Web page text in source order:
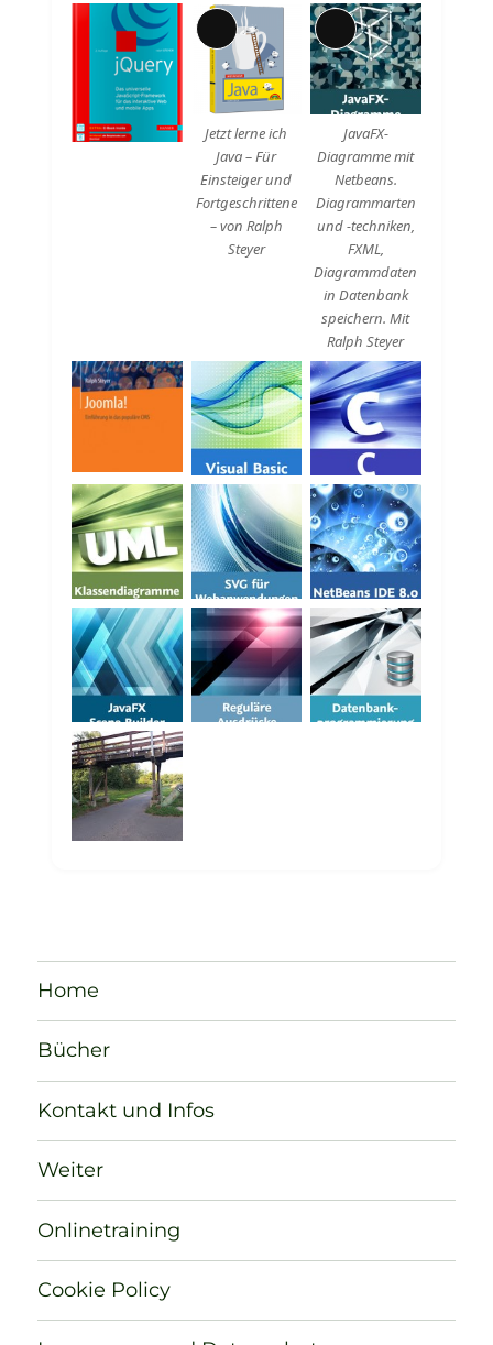
Lange
Beschreibung
Jetzt lerne ich
Java – Für
Einsteiger und
Fortgeschrittene
– von Ralph
Steyer
Lange
Beschreibung
JavaFX-
Diagramme mit
Netbeans.
Diagrammarten
und -techniken,
FXML,
Diagrammdaten
in Datenbank
speichern. Mit
Ralph Steyer
Home
Bücher
Kontakt und Infos
Weiter
Onlinetraining
Cookie Policy